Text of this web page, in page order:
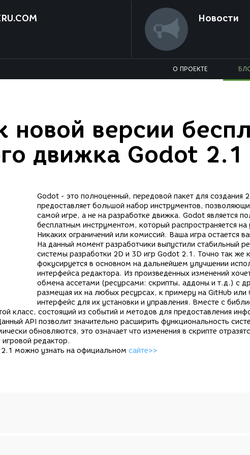
Новости
О ПРОЕКТЕ
новой версии
движка Godot 2.1
Godot - это полноценный, передовой пакет для создания
предоставляет большой набор инструментов,
самой игре, а не на разработке движка. Godot является
бесплатным инструментом, который распространяется на
Никаких ограничений или комиссий. Ваша игра остается
На данный момент разработчики выпустили стабильный
системы разработки 2D и 3D игр Godot 2.1. Точно так же
фокусируется в основном на дальнейшем улучшении
интерфейса редактора. Из произведенных изменений
обмена ассетами (ресурсами: скрипты, аддоны и т.д.) с
размещая их на любых ресурсах, к примеру на GitHub или
интерфейс для их установки и управления. Вместе с
класс, состоящий из событий и методов для предоставления
API позволит значительно расширить функциональность
обновляются, это означает что изменения в скрипте
редактор.
можно узнать на официальном сайте>>